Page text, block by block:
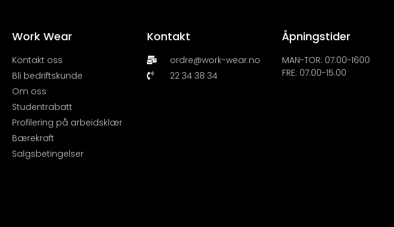
Work Wear
Kontakt oss
Bli bedriftskunde
Om oss
Studentrabatt
Profilering på arbeidsklær
Bærekraft
Salgsbetingelser
Kontakt
ordre@work-wear.no
22 34 38 34
Åpningstider
MAN-TOR: 07.00-1600
FRE: 07.00-15.00